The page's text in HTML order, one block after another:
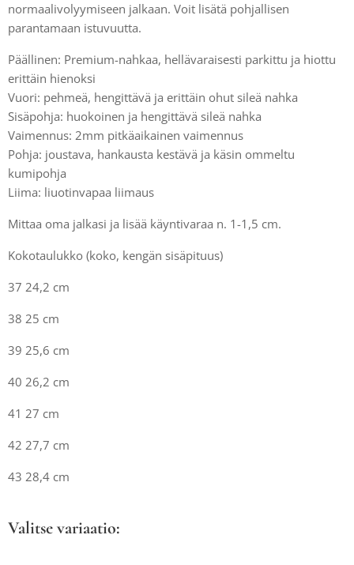
normaalivolyymiseen jalkaan. Voit lisätä pohjallisen
parantamaan istuvuutta.
Päällinen: Premium-nahkaa, hellävaraisesti parkittu ja hiottu
erittäin hienoksi
Vuori: pehmeä, hengittävä ja erittäin ohut sileä nahka
Sisäpohja: huokoinen ja hengittävä sileä nahka
Vaimennus: 2mm pitkäaikainen vaimennus
Pohja: joustava, hankausta kestävä ja käsin ommeltu
kumipohja
Liima: liuotinvapaa liimaus
Mittaa oma jalkasi ja lisää käyntivaraa n. 1-1,5 cm.
Kokotaulukko (koko, kengän sisäpituus)
37 24,2 cm
38 25 cm
39 25,6 cm
40 26,2 cm
41 27 cm
42 27,7 cm
43 28,4 cm
Valitse variaatio: